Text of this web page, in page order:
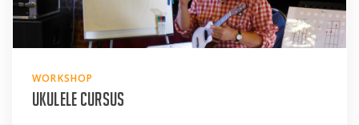
WORKSHOP
Ukulele cursus